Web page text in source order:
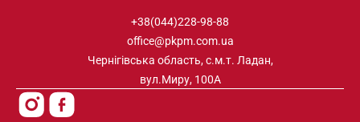
+38(044)228-98-88
office@pkpm.com.ua
Чернігівська область, с.м.т. Ладан,
вул.Миру, 100А